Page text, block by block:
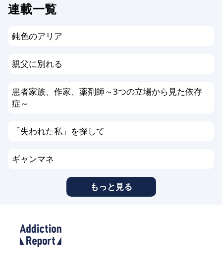
連載一覧
鈍色のアリア
親父に別れる
患者家族、作家、薬剤師～3つの立場から見た依存
症～
「失われた私」を探して
ギャンマネ
もっと見る